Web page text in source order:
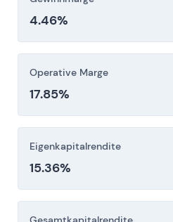
Erhebliche, langfristige
Ladesäulen und
Risiken bei der
Kostenüberschreitungen
und die Bilanzmetriken
können.
Investitionsentscheidung
4.46%
Operative Marge
17.85%
Eigenkapitalrendite
15.36%